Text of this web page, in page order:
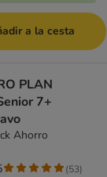
a la cesta
PLAN
7+
Ahorro
(53)